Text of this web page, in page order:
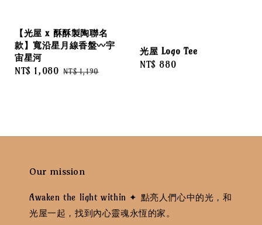
【光屋 x 酥酥製陶聯名
款】寬沿星月線香盤〰️宇
宙星河
Sale
NT$ 1,080 Regular
NT$ 1,190
光屋 Logo Tee
Regular
NT$ 880
Our mission
Awaken the light within ✦ 點亮人們心中的光，和
光屋一起，找到內心靈魂永恆的家。